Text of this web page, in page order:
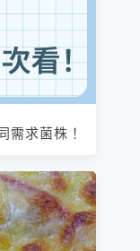
需求菌株！